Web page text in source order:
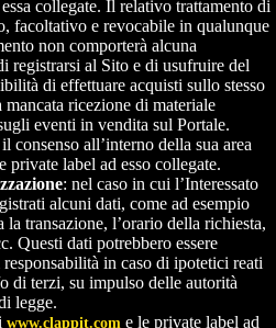
collegate. Il relativo trattamento di
facoltativo e revocabile in qualunque
non comporterà alcuna
registrarsi al Sito e di usufruire del
di effettuare acquisti sullo stesso
ricezione di materiale
eventi in vendita sul Portale.
consenso all’interno della sua area
private label ad esso collegate.
: nel caso in cui l’Interessato
alcuni dati, come ad esempio
transazione, l’orario della richiesta,
Questi dati potrebbero essere
in caso di ipotetici reati
di terzi, su impulso delle autorità
legge.
www.clappit.com e le private label ad